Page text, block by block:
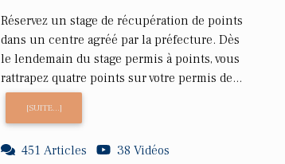
Réservez un stage de récupération de points
dans un centre agréé par la préfecture. Dès
le lendemain du stage permis à points, vous
rattrapez quatre points sur votre permis de...
[SUITE...]
451 Articles 38 Vidéos